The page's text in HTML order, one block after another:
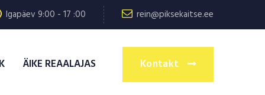
Igapäev 9:00 - 17 :00 rein@piksekaitse.ee
ÄIKE REAALAJAS Kontakt